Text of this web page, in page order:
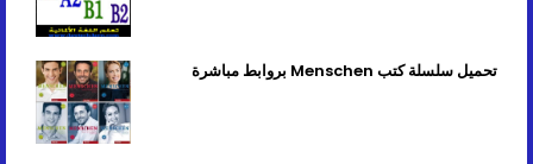
تحميل سلسلة كتب Menschen بروابط مباشرة